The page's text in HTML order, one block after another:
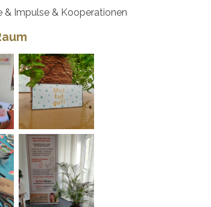
& Impulse & Kooperationen